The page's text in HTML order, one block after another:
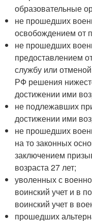
образовательные
не прошедших
освобождением от
не прошедших
предоставлением
службу или
РФ решения
достижении ими
не подлежавших
достижении ими
не прошедших
на то законных
заключением
возраста 27 лет;
уволенных с
воинский учет и в
воинский учет в
прошедших